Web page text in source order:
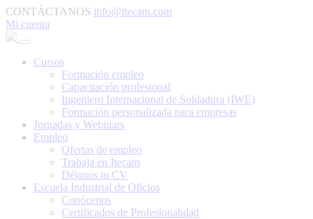
CONTÁCTANOS info@itecam.com
Mi cuenta
Cursos
Formación empleo
Capacitación profesional
Ingeniero Internacional de Soldadura (IWE)
Formación personalizada para empresas
Jornadas y Webinars
Empleo
Ofertas de empleo
Trabaja en Itecam
Déjanos tu CV
Escuela Industrial de Oficios
Conócenos
Certificados de Profesionalidad